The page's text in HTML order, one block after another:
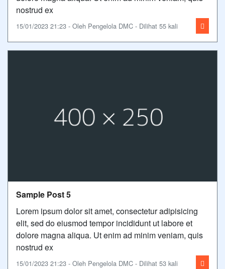
nostrud ex
15/01/2023 21:23 - Oleh Pengelola DMC - Dilihat 55 kali
Sample Post 5
Lorem ipsum dolor sit amet, consectetur adipisicing
elit, sed do eiusmod tempor incididunt ut labore et
dolore magna aliqua. Ut enim ad minim veniam, quis
nostrud ex
15/01/2023 21:23 - Oleh Pengelola DMC - Dilihat 53 kali